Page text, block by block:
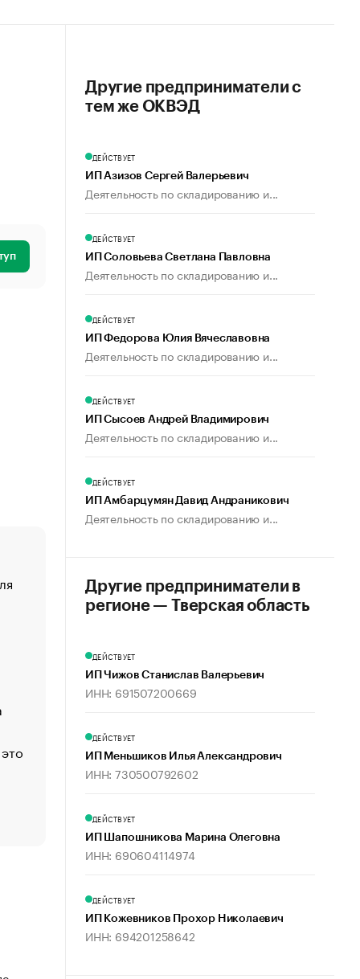
«От спорта тело стареет иначе». Как живет глава
создавшей GTA
Функции менеджмента: пять ключевых основ
управления
Стресс обеспеченных людей: почему рост доходов
Другие предприниматели с
тем же ОКВЭД
ДЕЙСТВУЕТ
ИП Азизов Сергей Валерьевич
Деятельность по складированию и...
ДЕЙСТВУЕТ
ИП Соловьева Светлана Павловна
Деятельность по складированию и...
ДЕЙСТВУЕТ
ИП Федорова Юлия Вячеславовна
Деятельность по складированию и...
ДЕЙСТВУЕТ
ИП Сысоев Андрей Владимирович
Деятельность по складированию и...
ДЕЙСТВУЕТ
ИП Амбарцумян Давид Андраникович
Деятельность по складированию и...
Другие предприниматели в
регионе — Тверская область
ДЕЙСТВУЕТ
ИП Чижов Станислав Валерьевич
ИНН: 691507200669
ДЕЙСТВУЕТ
ИП Меньшиков Илья Александрович
ИНН: 730500792602
ДЕЙСТВУЕТ
ИП Шапошникова Марина Олеговна
ИНН: 690604114974
ДЕЙСТВУЕТ
ИП Кожевников Прохор Николаевич
ИНН: 694201258642